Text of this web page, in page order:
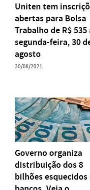
Uniten tem
abertas para Bolsa
Trabalho de R$ 535
segunda-feira, 30
agosto
30/08/2021
Governo organiza
distribuição dos 8
bilhões esquecidos